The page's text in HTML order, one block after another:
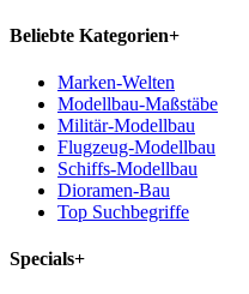
Beliebte Kategorien+
Marken-Welten
Modellbau-Maßstäbe
Militär-Modellbau
Flugzeug-Modellbau
Schiffs-Modellbau
Dioramen-Bau
Top Suchbegriffe
Specials+